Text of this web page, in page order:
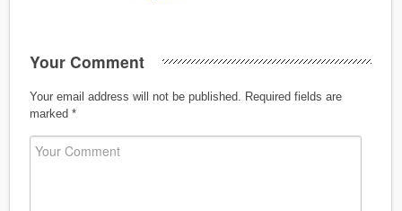
Your Comment
Your email address will not be published.
Required fields are
marked *